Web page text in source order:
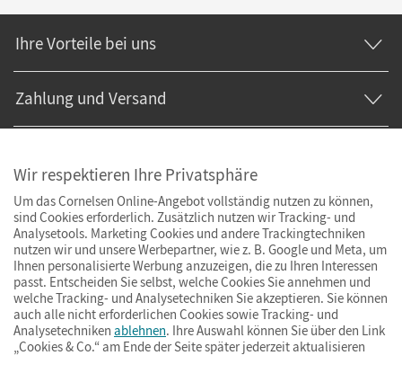
Ihre Vorteile bei uns
Zahlung und Versand
ImpressumAGBDatenschutzBarrierefreiheitCookies & Co.
Wir respektieren Ihre Privatsphäre
Um das Cornelsen Online-Angebot vollständig nutzen zu können,
sind Cookies erforderlich. Zusätzlich nutzen wir Tracking- und
Analysetools. Marketing Cookies und andere Trackingtechniken
nutzen wir und unsere Werbepartner, wie z. B. Google und Meta, um
Ihnen personalisierte Werbung anzuzeigen, die zu Ihren Interessen
passt. Entscheiden Sie selbst, welche Cookies Sie annehmen und
welche Tracking- und Analysetechniken Sie akzeptieren. Sie können
auch alle nicht erforderlichen Cookies sowie Tracking- und
Analysetechniken ablehnen. Ihre Auswahl können Sie über den Link
„Cookies & Co.“ am Ende der Seite später jederzeit aktualisieren